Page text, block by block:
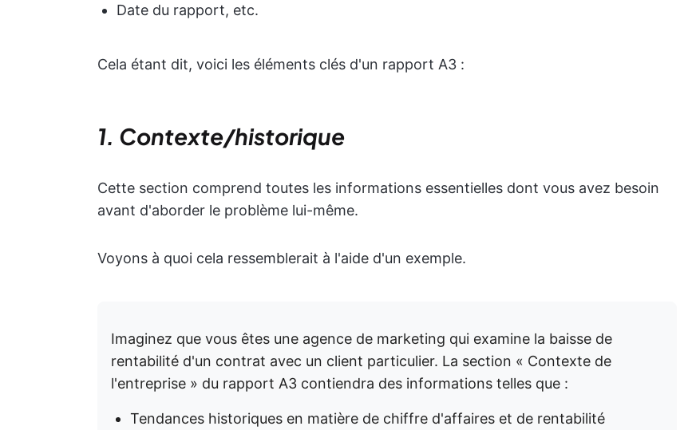
Date du rapport, etc.
Cela étant dit, voici les éléments clés d'un rapport A3 :
1. Contexte/historique
Cette section comprend toutes les informations essentielles dont vous avez besoin
avant d'aborder le problème lui-même.
Voyons à quoi cela ressemblerait à l'aide d'un exemple.
Imaginez que vous êtes une agence de marketing qui examine la baisse de
rentabilité d'un contrat avec un client particulier. La section « Contexte de
l'entreprise » du rapport A3 contiendra des informations telles que :
Tendances historiques en matière de chiffre d'affaires et de rentabilité